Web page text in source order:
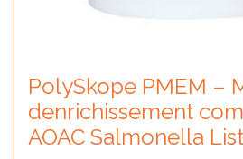
PolySkope PMEM –
denrichissement
AOAC Salmonella